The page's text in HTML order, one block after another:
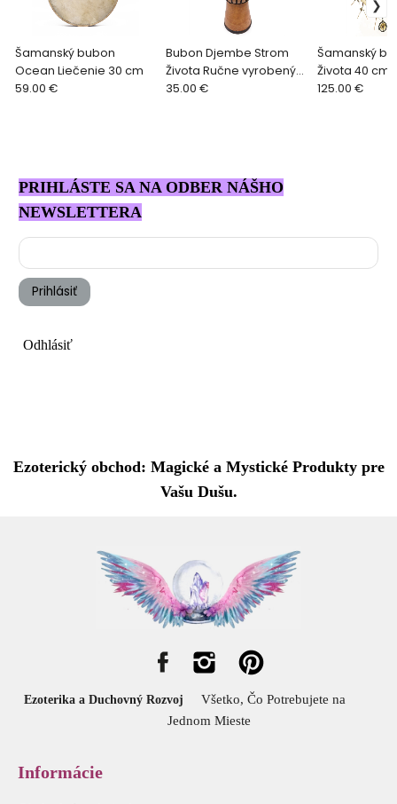
Šamanský bubon
Ocean Liečenie 30 cm
59.00 €
Bubon Djembe Strom
Života Ručne vyrobený
40cm
35.00 €
Šamanský
Života 40 cm
125.00 €
PRIHLÁSTE SA NA ODBER NÁŠHO
NEWSLETTERA
Prihlásiť
Odhlásiť
Ezoterický obchod: Magické a Mystické Produkty pre
Vašu Dušu.
Ezoterika a Duchovný Rozvoj
Všetko, Čo Potrebujete na
Jednom Mieste
Informácie